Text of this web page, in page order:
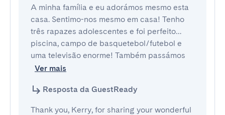
A minha família e eu adorámos mesmo esta
casa. Sentimo-nos mesmo em casa! Tenho
três rapazes adolescentes e foi perfeito…
piscina, campo de basquetebol/futebol e
uma televisão enorme! Também passámos
Ver mais
Resposta da GuestReady
Thank you, Kerry, for sharing your wonderful